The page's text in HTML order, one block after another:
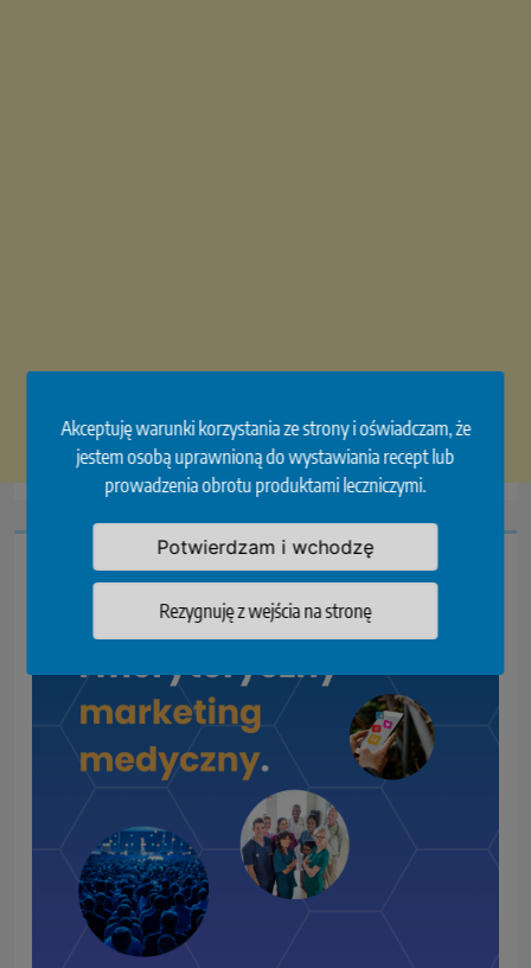
Akceptuję warunki korzystania ze strony i oświadczam, że
jestem osobą uprawnioną do wystawiania recept lub
prowadzenia obrotu produktami leczniczymi.
Potwierdzam i wchodzę
Rezygnuję z wejścia na stronę